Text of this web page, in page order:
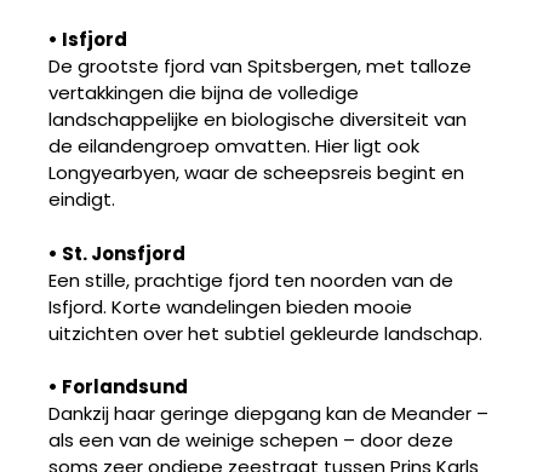
• Isfjord
De grootste fjord van Spitsbergen, met talloze
vertakkingen die bijna de volledige
landschappelijke en biologische diversiteit van
de eilandengroep omvatten. Hier ligt ook
Longyearbyen, waar de scheepsreis begint en
eindigt.
• St. Jonsfjord
Een stille, prachtige fjord ten noorden van de
Isfjord. Korte wandelingen bieden mooie
uitzichten over het subtiel gekleurde landschap.
• Forlandsund
Dankzij haar geringe diepgang kan de Meander –
als een van de weinige schepen – door deze
soms zeer ondiepe zeestraat tussen Prins Karls